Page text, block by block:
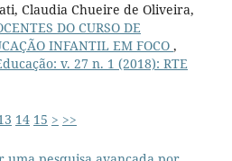
Claudia Chueire de Oliveira,
DO CURSO DE
INFANTIL EM FOCO ,
v. 27 n. 1 (2018): RTE
14 15 > >>